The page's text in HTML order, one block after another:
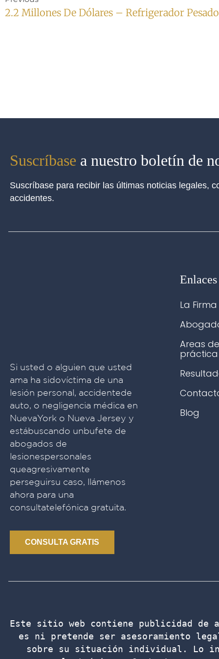
2.2 Millones De Dólares – Refrigerador Pesado
Suscríbase a nuestro boletín de
Suscríbase para recibir las últimas noticias legales,
accidentes.
Si usted o alguien que usted
ama ha sidovíctima de una
lesión personal, accidentede
auto, o negligencia médica en
NuevaYork o Nueva Jersey y
estábuscando unbufete de
abogados de
lesionespersonales
queagresivamente
perseguirsu caso, llámenos
ahora para una
consultatelefónica gratuita.
CONSULTA GRATIS
La Firma
Areas de
práctica
Blog
Este sitio web contiene publicidad de
es ni pretende ser asesoramiento
sobre su situación individual. Lo